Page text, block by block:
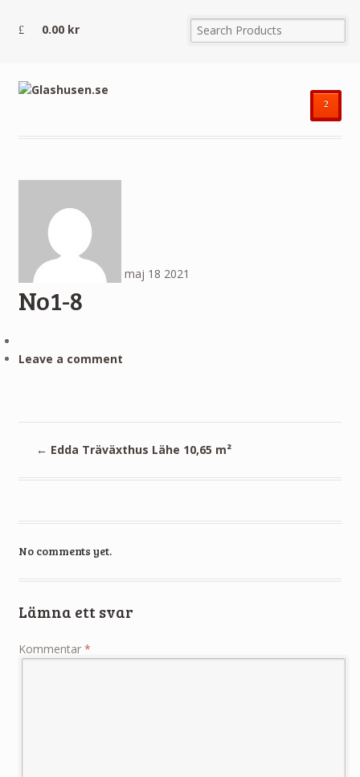
0.00 kr
²
maj 18 2021
No1-8
Leave a comment
← Edda Träväxthus Lähe 10,65 m²
No comments yet.
Lämna ett svar
Kommentar *